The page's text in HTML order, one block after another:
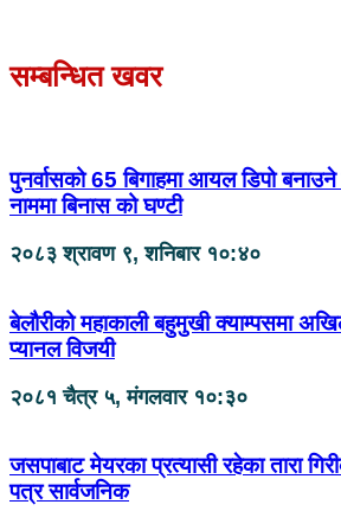
सम्बन्धित खवर
पुनर्वासको 65 बिगाहमा आयल डिपो
नाममा बिनास को घण्टी
२०८३ श्रावण ९, शनिबार १०:४०
बेलौरीको महाकाली बहुमुखी क्याम्पसमा
प्यानल विजयी
२०८१ चैत्र ५, मंगलवार १०:३०
जसपाबाट मेयरका प्रत्यासी रहेका तारा
पत्र सार्वजनिक